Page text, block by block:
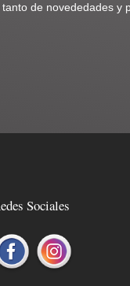
de novededades y
Sociales